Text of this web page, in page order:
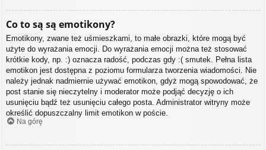
Co to są są emotikony?
Emotikony, zwane też uśmieszkami, to małe obrazki, które mogą być
użyte do wyrażania emocji. Do wyrażania emocji można też stosować
krótkie kody, np. :) oznacza radość, podczas gdy :( smutek. Pełna lista
emotikon jest dostępna z poziomu formularza tworzenia wiadomości. Nie
należy jednak nadmiernie używać emotikon, gdyż mogą spowodować, że
post stanie się nieczytelny i moderator może podjąć decyzję o ich
usunięciu bądź też usunięciu całego posta. Administrator witryny może
określić dopuszczalny limit emotikon w poście.
Na górę